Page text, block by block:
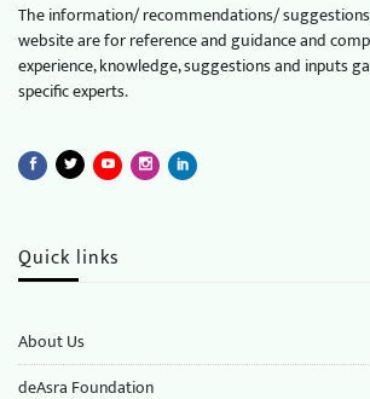
The information/ recommendations/
website are for reference and guidance and
experience, knowledge, suggestions and inputs
specific experts.
Quick links
About Us
deAsra Foundation